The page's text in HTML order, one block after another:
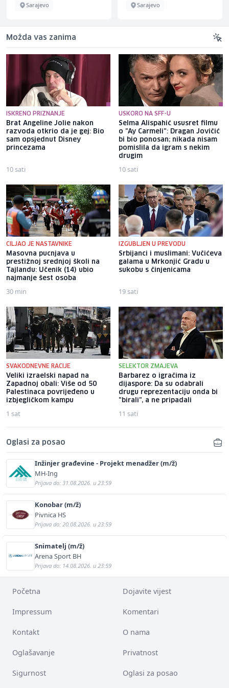
Sarajevo Sarajevo
Možda vas zanima
ISKRENO PRIZNANJE
Brat Angeline Jolie nakon
razvoda otkrio da je gej: Bio
sam opsjednut Disney
princezama
10 sati
USKORO NA SFF-U
Selma Alispahić ususret filmu
o "Ay Carmeli": Dragan Jovičić
bi bio ponosan; nikada nisam
pomislila da igram s nekim
drugim
10 sati
CILJAO JE NASTAVNIKE
Masovna pucnjava u
prestižnoj srednjoj školi na
Tajlandu: Učenik (14) ubio
najmanje šest osoba
30 min
IZGUBLJEN U PREVODU
Srbijanci i muslimani: Vučićeva
galama u Mrkonjić Gradu u
sukobu s činjenicama
19 sati
SVAKODNEVNE RACIJE
Veliki izraelski napad na
Zapadnoj obali: Više od 50
Palestinaca povrijeđeno u
izbjegličkom kampu
1 sat
SELEKTOR ZMAJEVA
Barbarez o igračima iz
dijaspore: Da su odabrali
drugu reprezentaciju onda bi
"birali", a ne pripadali
11 sati
Oglasi za posao
Inžinjer građevine - Projekt menadžer (m/ž)
MH-Ing
Prijava do: 31.08.2026. u 23:59
Konobar (m/ž)
Pivnica HS
Prijava do: 20.08.2026. u 23:59
Snimatelj (m/ž)
Arena Sport BH
Prijava do: 14.08.2026. u 23:59
Početna Dojavite vijest
Impressum Komentari
Kontakt O nama
Oglašavanje Privatnost
Sigurnost Oglasi za posao